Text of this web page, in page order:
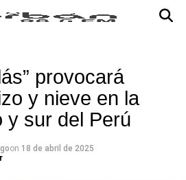
provocará
y nieve en la
y sur del Perú
on 18 de abril de 2025